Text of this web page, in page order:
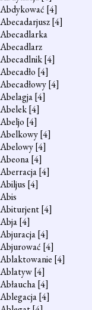
Abdykować [4]
Abecadarjusz[4]
Abecadlarka
Abecadlarz
Abecadlnik[4]
Abecadło [4]
Abecadłowy[4]
Abelagja[4]
Abelek[4]
Abeljo [4]
Abelkowy[4]
Abelowy[4]
Abeona[4]
Aberracja[4]
Abiljus [4]
Abis
Abiturjent[4]
Abja[4]
Abjuracja[4]
Abjurować [4]
Ablaktowanie [4]
Ablatyw[4]
Abłaucha[4]
Ablegacja[4]